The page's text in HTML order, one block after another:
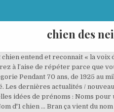
chien des
entend et reconnait « la voix
à l’aise de répéter parce que
Pendant 70 ans, de 1925 au
Les dernières actualités /
idées de prénoms : Noms
d'1 chien … Bran ça vient du